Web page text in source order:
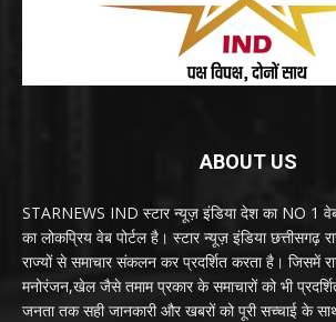
ABOUT US
STARNEWS IND स्टार न्यूज़ इंडिया देश का NO 1 वेब
का लोकप्रिय वेब पोर्टल है। स्टार न्यूज़ इंडिया
राज्यों से समाचार संकलन कर प्रदर्शित करता है। जिसमें
मनोरंजन,खेल जैसे तमाम प्रकार के समाचारों को भी
जनता तक सही जानकारी और खबरों को पूरी सच्चाई के